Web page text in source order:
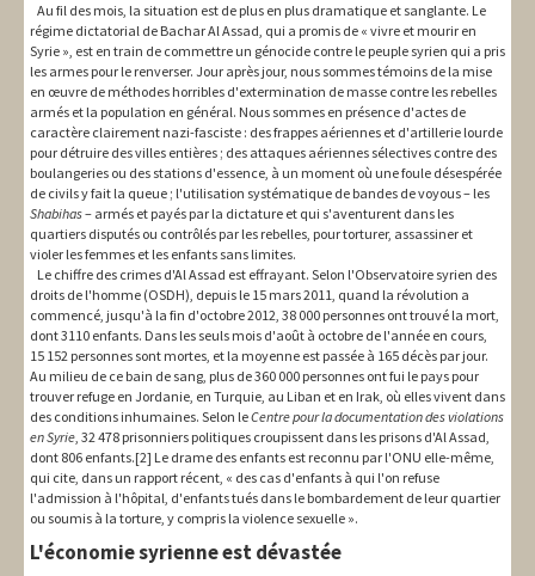
Au fil des mois, la situation est de plus en plus dramatique et sanglante. Le
régime dictatorial de Bachar Al Assad, qui a promis de « vivre et mourir en
Syrie », est en train de commettre un génocide contre le peuple syrien qui a pris
les armes pour le renverser. Jour après jour, nous sommes témoins de la mise
en œuvre de méthodes horribles d'extermination de masse contre les rebelles
armés et la population en général. Nous sommes en présence d'actes de
caractère clairement nazi-fasciste : des frappes aériennes et d'artillerie lourde
pour détruire des villes entières ; des attaques aériennes sélectives contre des
boulangeries ou des stations d'essence, à un moment où une foule désespérée
de civils y fait la queue ; l'utilisation systématique de bandes de voyous – les
Shabihas– armés et payés par la dictature et qui s'aventurent dans les
quartiers disputés ou contrôlés par les rebelles, pour torturer, assassiner et
violer les femmes et les enfants sans limites.
Le chiffre des crimes d'Al Assad est effrayant. Selon l'Observatoire syrien des
droits de l'homme (OSDH), depuis le 15 mars 2011, quand la révolution a
commencé, jusqu'à la fin d'octobre 2012, 38 000 personnes ont trouvé la mort,
dont 3110 enfants. Dans les seuls mois d'août à octobre de l'année en cours,
15 152 personnes sont mortes, et la moyenne est passée à 165 décès par jour.
Au milieu de ce bain de sang, plus de 360 000 personnes ont fui le pays pour
trouver refuge en Jordanie, en Turquie, au Liban et en Irak, où elles vivent dans
des conditions inhumaines. Selon leCentre pour la documentation des violations
en Syrie, 32 478 prisonniers politiques croupissent dans les prisons d'Al Assad,
dont 806 enfants.[2] Le drame des enfants est reconnu par l'ONU elle-même,
qui cite, dans un rapport récent, « des cas d'enfants à qui l'on refuse
l'admission à l'hôpital, d'enfants tués dans le bombardement de leur quartier
ou soumis à la torture, y compris la violence sexuelle ».
L'économie syrienne est dévastée